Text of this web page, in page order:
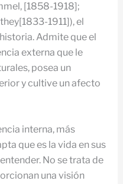
[1858-1918];
1911]), el
Admite que el
externa que le
posea un
y cultive un afecto
interna, más
que es la vida en sus
No se trata de
una visión